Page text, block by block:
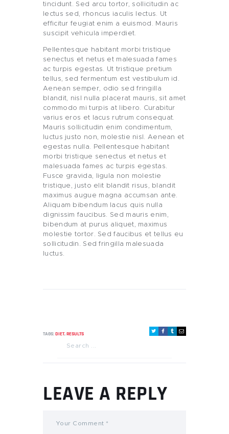
tincidunt. Sed arcu tortor, sollicitudin ac
lectus sed, rhoncus iaculis lectus. Ut
efficitur feugiat enim a euismod. Mauris
suscipit vehicula imperdiet.
Pellentesque habitant morbi tristique
senectus et netus et malesuada fames
ac turpis egestas. Ut tristique pretium
tellus, sed fermentum est vestibulum id.
Aenean semper, odio sed fringilla
blandit, nisl nulla placerat mauris, sit amet
commodo mi turpis at libero. Curabitur
varius eros et lacus rutrum consequat.
Mauris sollicitudin enim condimentum,
luctus justo non, molestie nisl. Aenean et
egestas nulla. Pellentesque habitant
morbi tristique senectus et netus et
malesuada fames ac turpis egestas.
Fusce gravida, ligula non molestie
tristique, justo elit blandit risus, blandit
maximus augue magna accumsan ante.
Aliquam bibendum lacus quis nulla
dignissim faucibus. Sed mauris enim,
bibendum at purus aliquet, maximus
molestie tortor. Sed faucibus et tellus eu
sollicitudin. Sed fringilla malesuada
luctus.
TAGS:DIET,RESULTS
LEAVE A REPLY